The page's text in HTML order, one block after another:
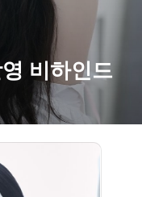
비하인드